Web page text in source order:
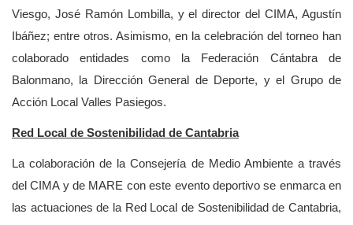
Viesgo, José Ramón Lombilla, y el director del CIMA, Agustín
Ibáñez; entre otros. Asimismo, en la celebración del torneo han
colaborado entidades como la Federación Cántabra de
Balonmano, la Dirección General de Deporte, y el Grupo de
Acción Local Valles Pasiegos.
Red Local de Sostenibilidad de Cantabria
La colaboración de la Consejería de Medio Ambiente a través
del CIMA y de MARE con este evento deportivo se enmarca en
las actuaciones de la Red Local de Sostenibilidad de Cantabria,